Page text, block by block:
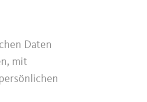
Daten
mit